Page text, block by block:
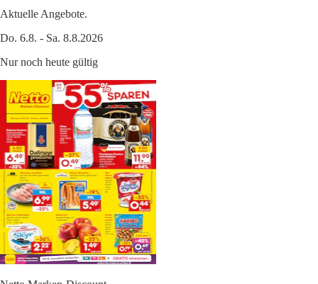
Aktuelle Angebote.
Do. 6.8. - Sa. 8.8.2026
Nur noch heute gültig